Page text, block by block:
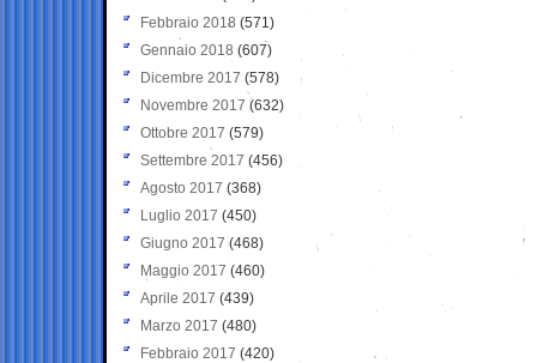
Febbraio 2018 (571)
Gennaio 2018 (607)
Dicembre 2017 (578)
Novembre 2017 (632)
Ottobre 2017 (579)
Settembre 2017 (456)
Agosto 2017 (368)
Luglio 2017 (450)
Giugno 2017 (468)
Maggio 2017 (460)
Aprile 2017 (439)
Marzo 2017 (480)
Febbraio 2017 (420)